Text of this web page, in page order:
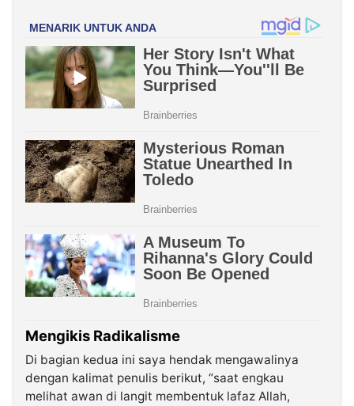
Mengikis Radikalisme
Di bagian kedua ini saya hendak mengawalinya
dengan kalimat penulis berikut, “saat engkau
melihat awan di langit membentuk lafaz Allah,